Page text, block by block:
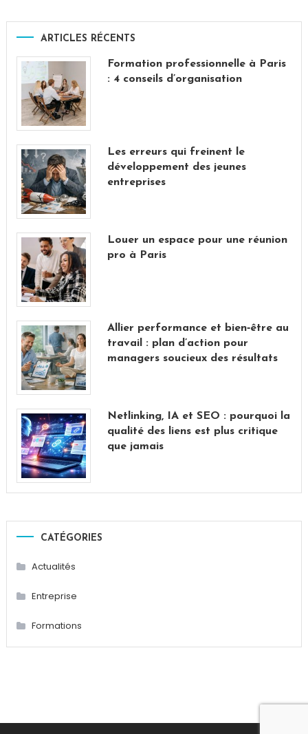
ARTICLES RÉCENTS
Formation professionnelle à Paris
: 4 conseils d’organisation
Les erreurs qui freinent le
développement des jeunes
entreprises
Louer un espace pour une réunion
pro à Paris
Allier performance et bien‑être au
travail : plan d’action pour
managers soucieux des résultats
Netlinking, IA et SEO : pourquoi la
qualité des liens est plus critique
que jamais
CATÉGORIES
Actualités
Entreprise
Formations